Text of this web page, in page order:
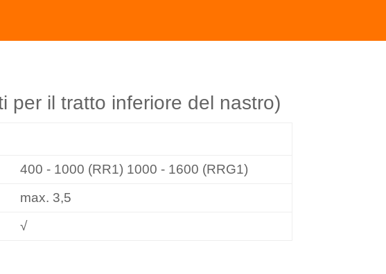
per il tratto inferiore del nastro)
400 - 1000 (RR1) 1000 - 1600 (RRG1)
max. 3,5
√